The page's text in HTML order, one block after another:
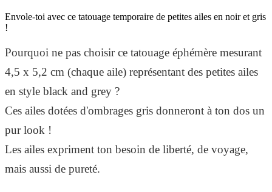
Envole-toi avec ce tatouage temporaire de petites ailes en noir et gris
!
Pourquoi ne pas choisir ce tatouage éphémère mesurant
4,5 x 5,2 cm (chaque aile) représentant des petites ailes
en style black and grey ?
Ces ailes dotées d'ombrages gris donneront à ton dos un
pur look !
Les ailes expriment ton besoin de liberté, de voyage,
mais aussi de pureté.